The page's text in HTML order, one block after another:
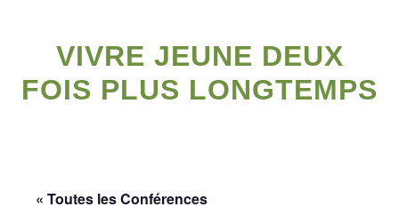
VIVRE JEUNE DEUX
FOIS PLUS LONGTEMPS
« Toutes les Conférences